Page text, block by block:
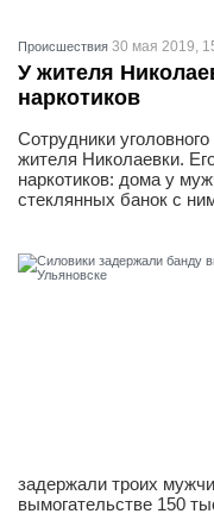
Проиcшествия 30 мая 2019,
У жителя
наркотиков
Сотрудники
жителя Николаевки.
наркотиков: дома у
стеклянных банок с
задержали троих
вымогательстве 150